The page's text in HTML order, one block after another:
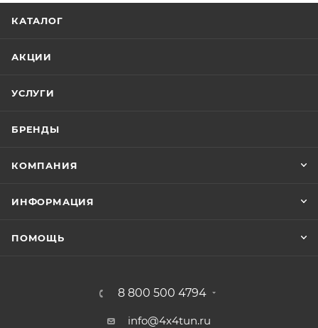
КАТАЛОГ
АКЦИИ
УСЛУГИ
БРЕНДЫ
КОМПАНИЯ
ИНФОРМАЦИЯ
ПОМОЩЬ
8 800 500 4794
info@4x4tun.ru